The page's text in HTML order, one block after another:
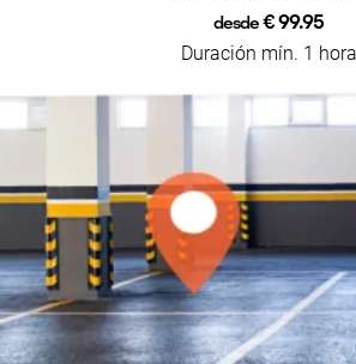
desde€ 99.95
Duración mín. 1 hora